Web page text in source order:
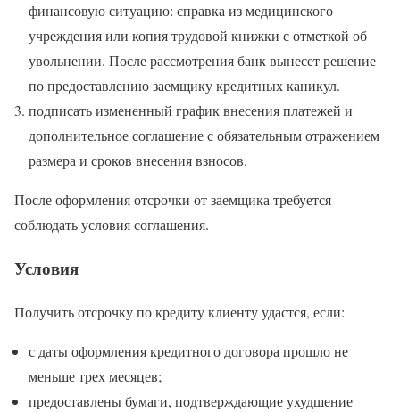
финансовую ситуацию: справка из медицинского
учреждения или копия трудовой книжки с отметкой об
увольнении. После рассмотрения банк вынесет решение
по предоставлению заемщику кредитных каникул.
подписать измененный график внесения платежей и
дополнительное соглашение с обязательным отражением
размера и сроков внесения взносов.
После оформления отсрочки от заемщика требуется
соблюдать условия соглашения.
Условия
Получить отсрочку по кредиту клиенту удастся, если:
с даты оформления кредитного договора прошло не
меньше трех месяцев;
предоставлены бумаги, подтверждающие ухудшение